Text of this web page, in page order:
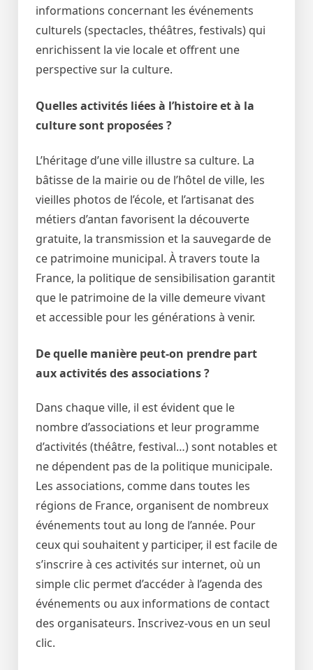
informations concernant les événements
culturels (spectacles, théâtres, festivals) qui
enrichissent la vie locale et offrent une
perspective sur la culture.
Quelles activités liées à l’histoire et à la
culture sont proposées ?
L’héritage d’une ville illustre sa culture. La
bâtisse de la mairie ou de l’hôtel de ville, les
vieilles photos de l’école, et l’artisanat des
métiers d’antan favorisent la découverte
gratuite, la transmission et la sauvegarde de
ce patrimoine municipal. À travers toute la
France, la politique de sensibilisation garantit
que le patrimoine de la ville demeure vivant
et accessible pour les générations à venir.
De quelle manière peut-on prendre part
aux activités des associations ?
Dans chaque ville, il est évident que le
nombre d’associations et leur programme
d’activités (théâtre, festival…) sont notables et
ne dépendent pas de la politique municipale.
Les associations, comme dans toutes les
régions de France, organisent de nombreux
événements tout au long de l’année. Pour
ceux qui souhaitent y participer, il est facile de
s’inscrire à ces activités sur internet, où un
simple clic permet d’accéder à l’agenda des
événements ou aux informations de contact
des organisateurs. Inscrivez-vous en un seul
clic.